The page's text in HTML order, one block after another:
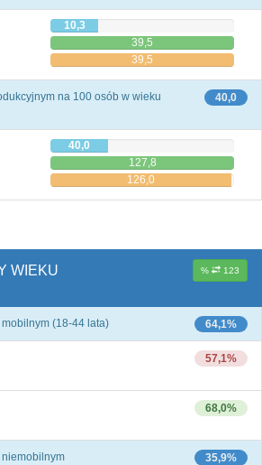
10,3
39,5
39,5
40,0
na 100 osób w wieku
40,0
127,8
126,0
% 123
WIEKU
64,1%
(18-44 lata)
57,1%
68,0%
35,9%